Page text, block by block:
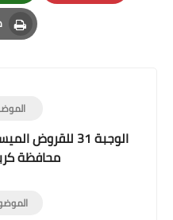
Pinterest
الوجبة 31
محافظة